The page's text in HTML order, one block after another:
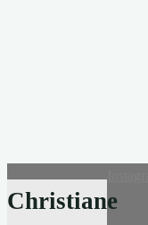
Christiane